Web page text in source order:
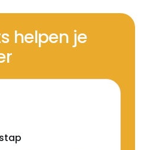
helpen je